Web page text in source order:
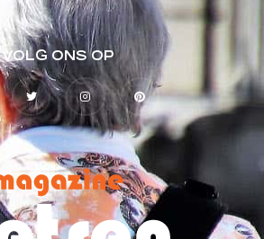
VOLG ONS OP